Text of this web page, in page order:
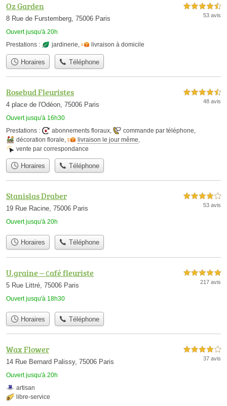
Oz Garden
8 Rue de Furstemberg, 75006 Paris
Ouvert jusqu'à 20h
4,5 étoiles sur 5
53 avis
Prestations : jardinerie, livraison à domicile
Horaires Téléphone
Rosebud Fleuristes
4 place de l'Odéon, 75006 Paris
Ouvert jusqu'à 16h30
4,5 étoiles sur 5
48 avis
Prestations : abonnements floraux commande par téléphone
décoration florale
livraison le jour même
vente par correspondance
Horaires Téléphone
Stanislas Draber
19 Rue Racine, 75006 Paris
Ouvert jusqu'à 20h
4,0 étoiles sur 5
53 avis
Horaires Téléphone
U.graine – сafé fleuriste
5 Rue Littré, 75006 Paris
Ouvert jusqu'à 18h30
5,0 étoiles sur 5
217 avis
Horaires Téléphone
Wax Flower
14 Rue Bernard Palissy, 75006 Paris
Ouvert jusqu'à 20h
4,0 étoiles sur 5
37 avis
artisan
libre-service